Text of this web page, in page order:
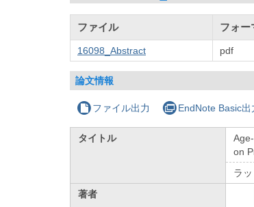
ファイル フォー
16098_Abstract pdf
論文情報
ファイル出力 EndNote Basic出
タイトル
on
ラ
著者